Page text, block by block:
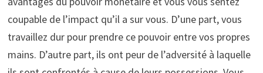
coupable de l’impact qu’il a sur vous. D’une part, vous
travaillez dur pour prendre ce pouvoir entre vos propres
mains. D’autre part, ils ont peur de l’adversité à laquelle